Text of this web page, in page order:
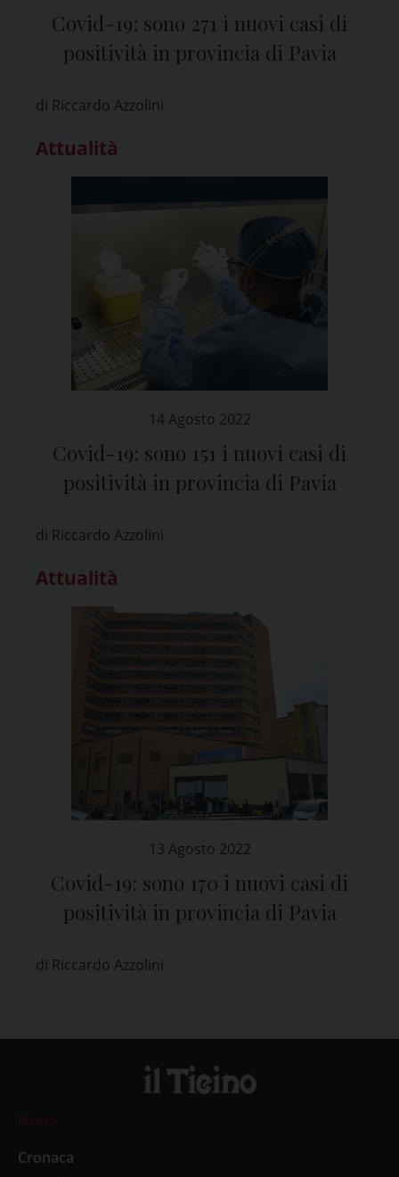
Covid-19: sono 271 i nuovi casi di
positività in provincia di Pavia
di Riccardo Azzolini
Attualità
14 Agosto 2022
Covid-19: sono 151 i nuovi casi di
positività in provincia di Pavia
di Riccardo Azzolini
Attualità
13 Agosto 2022
Covid-19: sono 170 i nuovi casi di
positività in provincia di Pavia
di Riccardo Azzolini
News
Cronaca